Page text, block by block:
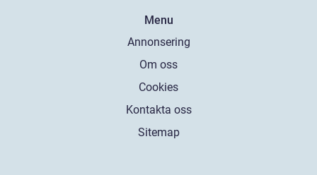
Menu
Annonsering
Om oss
Cookies
Kontakta oss
Sitemap